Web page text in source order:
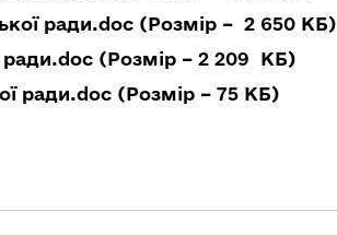
ради.doc (Розмір – 2 650 КБ)
ради.doc (Розмір – 2 209 КБ)
ради.doc (Розмір – 75 КБ)